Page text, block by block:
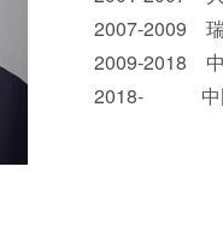
2007-2009
2009-2018
2018-